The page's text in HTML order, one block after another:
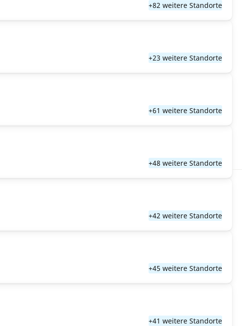
+82 weitere Standorte
+23 weitere Standorte
+61 weitere Standorte
+48 weitere Standorte
+42 weitere Standorte
+45 weitere Standorte
+41 weitere Standorte